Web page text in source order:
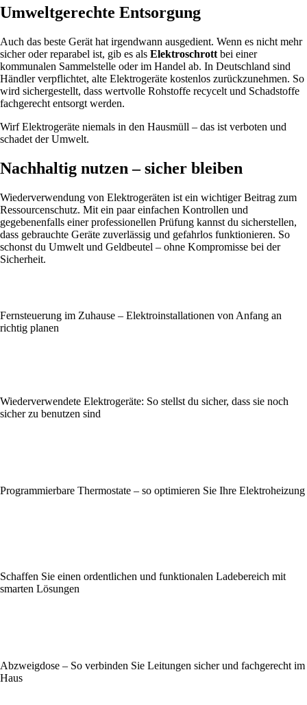
Umweltgerechte Entsorgung
Auch das beste Gerät hat irgendwann ausgedient. Wenn es nicht mehr
sicher oder reparabel ist, gib es als Elektroschrott bei einer
kommunalen Sammelstelle oder im Handel ab. In Deutschland sind
Händler verpflichtet, alte Elektrogeräte kostenlos zurückzunehmen. So
wird sichergestellt, dass wertvolle Rohstoffe recycelt und Schadstoffe
fachgerecht entsorgt werden.
Wirf Elektrogeräte niemals in den Hausmüll – das ist verboten und
schadet der Umwelt.
Nachhaltig nutzen – sicher bleiben
Wiederverwendung von Elektrogeräten ist ein wichtiger Beitrag zum
Ressourcenschutz. Mit ein paar einfachen Kontrollen und
gegebenenfalls einer professionellen Prüfung kannst du sicherstellen,
dass gebrauchte Geräte zuverlässig und gefahrlos funktionieren. So
schonst du Umwelt und Geldbeutel – ohne Kompromisse bei der
Sicherheit.
Fernsteuerung im Zuhause – Elektroinstallationen von Anfang an
richtig planen
Wiederverwendete Elektrogeräte: So stellst du sicher, dass sie noch
sicher zu benutzen sind
Programmierbare Thermostate – so optimieren Sie Ihre Elektroheizung
Schaffen Sie einen ordentlichen und funktionalen Ladebereich mit
smarten Lösungen
Abzweigdose – So verbinden Sie Leitungen sicher und fachgerecht im
Haus